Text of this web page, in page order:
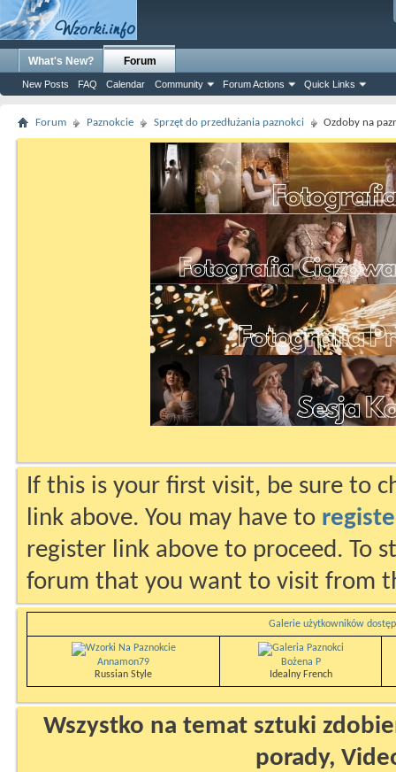
What's New? Forum
New Posts FAQ Calendar Community Forum Actions Quick Links
Forum Paznokcie Sprzęt do przedłużania paznokci Ozdoby na
If this is your first visit, be sure to
link above. You may have to
register link above to proceed. To
forum that you want to visit from
Galerie użytkowników
Annamon79
Russian Style
Bożena P
Idealny French
Wszystko na temat sztuki
porady,